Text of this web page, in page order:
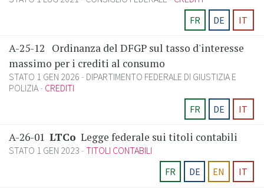
FR
DE IT
A-25-12
Ordinanza del DFGP sul tasso d'interesse
massimo per i crediti al consumo
STATO 1 GEN 2026
DIPARTIMENTO FEDERALE DI GIUSTIZIA E
POLIZIA CREDITI
FR
DE IT
A-26-01 LTCo Legge federale sui titoli contabili
STATO 1 GEN 2023 TITOLI CONTABILI
FR
DE EN IT